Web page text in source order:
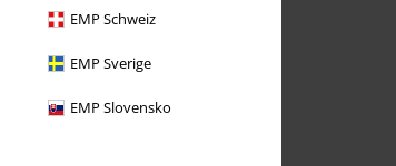
EMP Schweiz
EMP Sverige
EMP Slovensko